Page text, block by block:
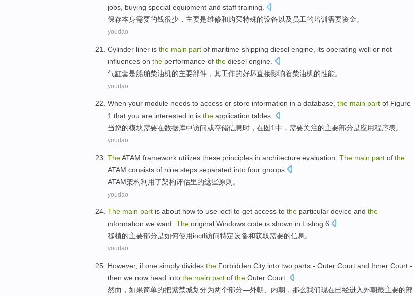
jobs, buying special equipment and staff training
保存本身需要的钱很少 ， 主要是维修和购买特殊的设备以及 员工的培训 需要资金。
youdao
Cylinder liner is the main part of maritime shipping diesel engine, its operating well or not
influences on the performance of the diesel engine.
气缸套是船舶柴油机的主要部件 ， 其工作的好坏直接影响着柴油机的性能。
youdao
When your module needs to access or store information in a database the main part of Figure
1 that you are interested in is the application tables
当您的模块需要在数据库中访问或存储信息时，在图1中， 需要关注的主要部分是应用程序表。
youdao
TheATAM framework utilizes these principles in architecture evaluation The main part of the
ATAM consists of nine steps separated into four groups
ATAM架构利用了架构评估里的这些原则。
youdao
The main part is about how to use ioctl to get access to the particular device and the
information we want. The original Windows code is shown in Listing 6
移植的主要部分是如何使用ioctl访问特定设备和获取需要的信息。
youdao
However, if one simply divides the Forbidden City into two parts - Outer Court and Inner Court -
then we now head into the main part of the Outer Court
然而 ， 如果简单的把紫禁城划分为两个部分—外朝 内朝， 那么我们现在已经进入外朝最主要的部